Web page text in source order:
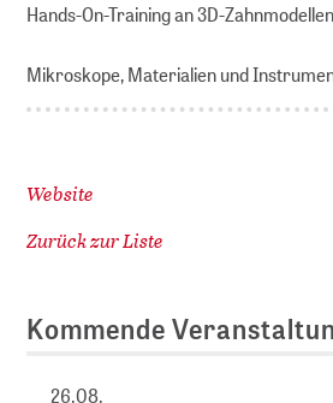
Hands-On-Training an 3D-
Mikroskope, Materialien und
Website
Zurück zur Liste
Kommende
26.08.